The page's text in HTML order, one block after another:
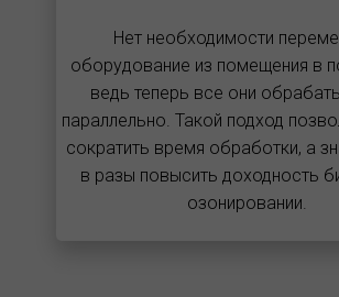
Нет необходимости
оборудование из помещения в
ведь теперь все они
параллельно. Такой подход
сократить время обработки, а
в разы повысить доходность
озонировании.